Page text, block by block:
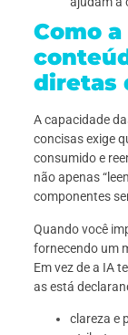
Como a
diretas
A capacidade
concisas exige
consumido e
não apenas
componentes
Quando você
fornecendo um
Em vez de a IA
as está
clareza e